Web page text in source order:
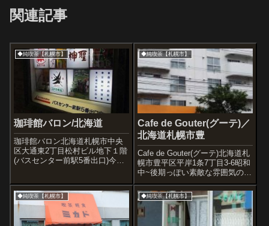
関連記事
◆純喫茶【札幌市】
珈琲館バロン/北海道
珈琲館バロン北海道札幌市中央
区大通東2丁目松村ビル地下１階
(バスセンター前駅5番出口)今日
での中でも格別素敵なところで
す。地下鉄を降りて向かいます
よ。これは地下通路の広告はい
到着♪...
◆純喫茶【札幌市】
Cafe de Gouter(グーテ)／
北海道札幌市豊
Cafe de Gouter(グーテ)北海道札
幌市豊平区平岸1条7丁目3-6昭和
中~後期っぽい素敵な雰囲気のマ
ンションの一階のカフェ・レス
トランです。店には優しいママ
さんがいらっしゃいます。料理
をしていたのは息子さんでしょ
うか(確認していま...
◆純喫茶【札幌市】 ◆純喫茶【札幌市】